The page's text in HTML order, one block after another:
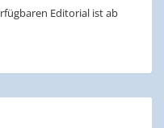
Editorial ist ab